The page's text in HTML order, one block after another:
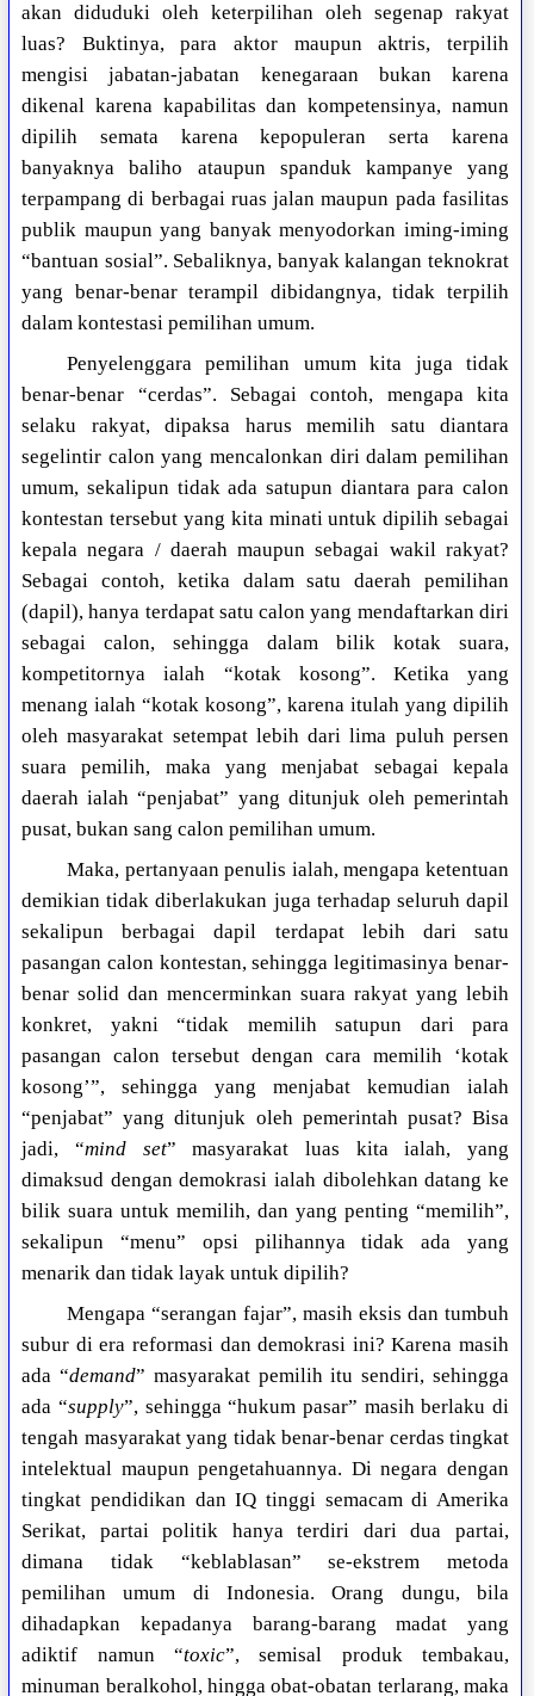
akan diduduki oleh keterpilihan oleh segenap rakyat
luas? Buktinya, para aktor maupun aktris, terpilih
mengisi jabatan-jabatan kenegaraan bukan karena
dikenal karena kapabilitas dan kompetensinya, namun
dipilih semata karena kepopuleran serta karena
banyaknya baliho ataupun spanduk kampanye yang
terpampang di berbagai ruas jalan maupun pada fasilitas
publik maupun yang banyak menyodorkan iming-iming
“bantuan sosial”. Sebaliknya, banyak kalangan teknokrat
yang benar-benar terampil dibidangnya, tidak terpilih
dalam kontestasi pemilihan umum.
Penyelenggara pemilihan umum kita juga tidak
benar-benar “cerdas”. Sebagai contoh, mengapa kita
selaku rakyat, dipaksa harus memilih satu diantara
segelintir calon yang mencalonkan diri dalam pemilihan
umum, sekalipun tidak ada satupun diantara para calon
kontestan tersebut yang kita minati untuk dipilih sebagai
kepala negara / daerah maupun sebagai wakil rakyat?
Sebagai contoh, ketika dalam satu daerah pemilihan
(dapil), hanya terdapat satu calon yang mendaftarkan diri
sebagai calon, sehingga dalam bilik kotak suara,
kompetitornya ialah “kotak kosong”. Ketika yang
menang ialah “kotak kosong”, karena itulah yang dipilih
oleh masyarakat setempat lebih dari lima puluh persen
suara pemilih, maka yang menjabat sebagai kepala
daerah ialah “penjabat” yang ditunjuk oleh pemerintah
pusat, bukan sang calon pemilihan umum.
Maka, pertanyaan penulis ialah, mengapa ketentuan
demikian tidak diberlakukan juga terhadap seluruh dapil
sekalipun berbagai dapil terdapat lebih dari satu
pasangan calon kontestan, sehingga legitimasinya benar-
benar solid dan mencerminkan suara rakyat yang lebih
konkret, yakni “tidak memilih satupun dari para
pasangan calon tersebut dengan cara memilih ‘kotak
kosong’”, sehingga yang menjabat kemudian ialah
“penjabat” yang ditunjuk oleh pemerintah pusat? Bisa
jadi, “mind set” masyarakat luas kita ialah, yang
dimaksud dengan demokrasi ialah dibolehkan datang ke
bilik suara untuk memilih, dan yang penting “memilih”,
sekalipun “menu” opsi pilihannya tidak ada yang
menarik dan tidak layak untuk dipilih?
Mengapa “serangan fajar”, masih eksis dan tumbuh
subur di era reformasi dan demokrasi ini? Karena masih
ada “demand” masyarakat pemilih itu sendiri, sehingga
ada “supply”, sehingga “hukum pasar” masih berlaku di
tengah masyarakat yang tidak benar-benar cerdas tingkat
intelektual maupun pengetahuannya. Di negara dengan
tingkat pendidikan dan IQ tinggi semacam di Amerika
Serikat, partai politik hanya terdiri dari dua partai,
dimana tidak “keblablasan” se-ekstrem metoda
pemilihan umum di Indonesia. Orang dungu, bila
dihadapkan kepadanya barang-barang madat yang
adiktif namun “toxic”, semisal produk tembakau,
minuman beralkohol, hingga obat-obatan terlarang, maka